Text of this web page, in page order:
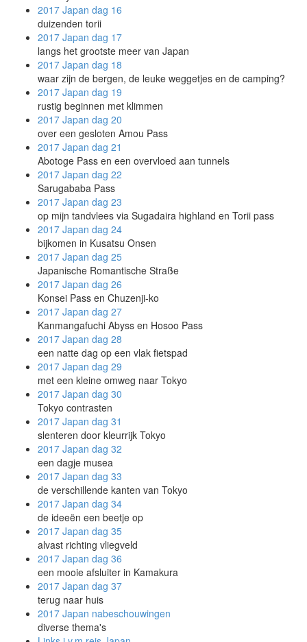
2017 Japan dag 16
duizenden torii
2017 Japan dag 17
langs het grootste meer van Japan
2017 Japan dag 18
waar zijn de bergen, de leuke weggetjes en de camping?
2017 Japan dag 19
rustig beginnen met klimmen
2017 Japan dag 20
over een gesloten Amou Pass
2017 Japan dag 21
Abotoge Pass en een overvloed aan tunnels
2017 Japan dag 22
Sarugababa Pass
2017 Japan dag 23
op mijn tandvlees via Sugadaira highland en Torii pass
2017 Japan dag 24
bijkomen in Kusatsu Onsen
2017 Japan dag 25
Japanische Romantische Straße
2017 Japan dag 26
Konsei Pass en Chuzenji-ko
2017 Japan dag 27
Kanmangafuchi Abyss en Hosoo Pass
2017 Japan dag 28
een natte dag op een vlak fietspad
2017 Japan dag 29
met een kleine omweg naar Tokyo
2017 Japan dag 30
Tokyo contrasten
2017 Japan dag 31
slenteren door kleurrijk Tokyo
2017 Japan dag 32
een dagje musea
2017 Japan dag 33
de verschillende kanten van Tokyo
2017 Japan dag 34
de ideeën een beetje op
2017 Japan dag 35
alvast richting vliegveld
2017 Japan dag 36
een mooie afsluiter in Kamakura
2017 Japan dag 37
terug naar huis
2017 Japan nabeschouwingen
diverse thema's